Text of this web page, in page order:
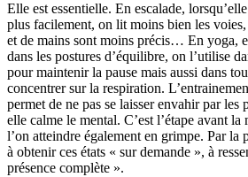
Elle est essentielle. En escalade,
plus facilement, on lit moins bien les
et de mains sont moins précis… En yoga,
dans les postures d’équilibre, on l’utilise
pour maintenir la pause mais aussi dans
concentrer sur la respiration.
permet de ne pas se laisser envahir par les
elle calme le mental. C’est l’étape avant
l’on atteindre également en grimpe. Par la
à obtenir ces états « sur demande », à
présence complète ».